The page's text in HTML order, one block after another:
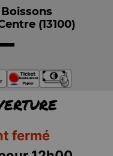
(13100)
fermé